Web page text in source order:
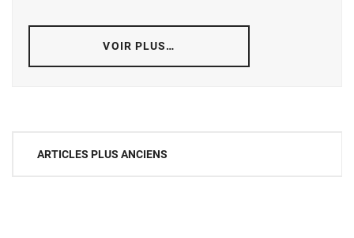
VOIR PLUS…
Navigation
ARTICLES PLUS ANCIENS